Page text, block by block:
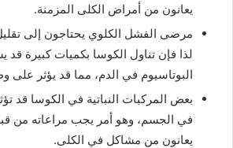
يعانون من أمراض الكلى المزمنة.
مرضى الفشل الكلوي يحتاجون إلى
لذا فإن تناول الكوسا بكميات كبيرة
البوتاسيوم في الدم، مما قد يؤثر على
بعض المركبات النباتية في الكوسا قد
في الجسم، وهو أمر يجب مراعاته من
يعانون من مشاكل في الكلى.